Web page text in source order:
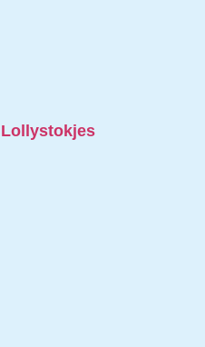
Lollystokjes